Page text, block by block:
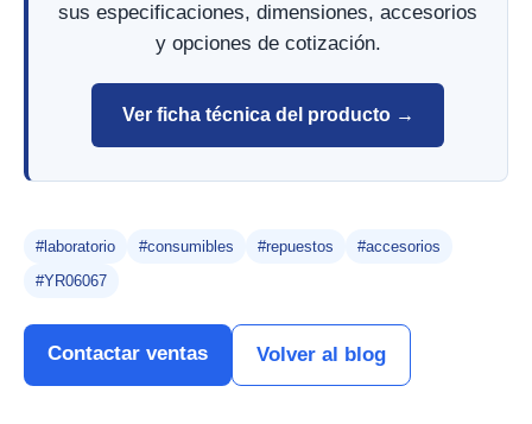
sus especificaciones, dimensiones, accesorios
y opciones de cotización.
Ver ficha técnica del producto →
#laboratorio #consumibles #repuestos
#accesorios
#YR06067
Contactar ventas Volver al blog